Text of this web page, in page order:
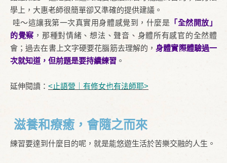
學上，大惠老師很簡單卻又準確的提供建議。
哇～這讓我第一次真實用身體感覺到，什麼是 「全然開放」
的覺察 ，那種對情緒、想法、聲音、身體所有感官的全然體
會；過去在書上文字硬要花腦筋去理解的，身體實際體驗過一
次就知道，但前題是要持續練習 。
延伸閱讀： <止語營｜有修女也有法師耶>
滋養和療癒，會隨之而來
練習要達到什麼目的呢，就是能悠遊生活於苦樂交融的人生。